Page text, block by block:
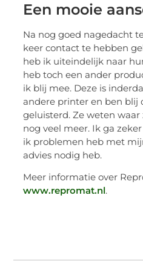
Een mooie
Na nog goed nagedacht
keer contact te hebben
heb ik uiteindelijk naar
heb toch een ander
ik blij mee. Deze is
andere printer en ben blij
geluisterd. Ze weten
nog veel meer. Ik ga
ik problemen heb met
advies nodig heb.
Meer informatie over
www.repromat.nl.